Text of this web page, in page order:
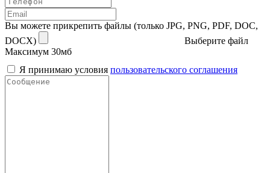
Вы можете прикрепить файлы (только JPG, PNG, PDF, DOC,
DOCX)
Выберите файл
Максимум 30мб
Я принимаю условия пользовательского соглашения